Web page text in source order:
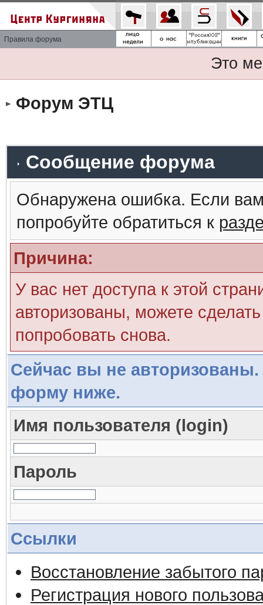
Правила форума
Это
Форум ЭТЦ
Сообщение форума
Обнаружена ошибка. Если
попробуйте обратиться к
Причина:
У вас нет доступа к этой
авторизованы, можете
попробовать снова.
Сейчас вы не авторизованы.
форму ниже.
Имя пользователя (login)
Пароль
Ссылки
Восстановление забытого
Регистрация нового